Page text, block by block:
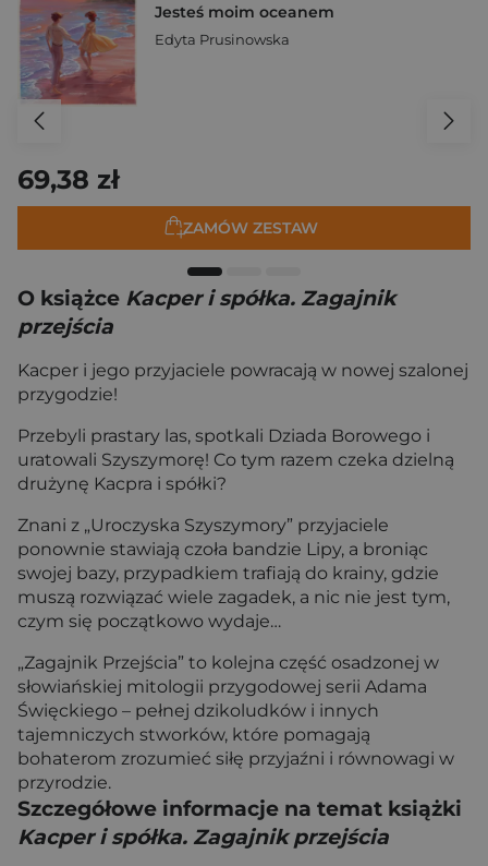
Jesteś moim oceanem
Edyta Prusinowska
69,38 zł
ZAMÓW ZESTAW
O książce Kacper i spółka. Zagajnik
przejścia
Kacper i jego przyjaciele powracają w nowej szalonej
przygodzie!
Przebyli prastary las, spotkali Dziada Borowego i
uratowali Szyszymorę! Co tym razem czeka dzielną
drużynę Kacpra i spółki?
Znani z „Uroczyska Szyszymory” przyjaciele
ponownie stawiają czoła bandzie Lipy, a broniąc
swojej bazy, przypadkiem trafiają do krainy, gdzie
muszą rozwiązać wiele zagadek, a nic nie jest tym,
czym się początkowo wydaje…
„Zagajnik Przejścia” to kolejna część osadzonej w
słowiańskiej mitologii przygodowej serii Adama
Święckiego – pełnej dzikoludków i innych
tajemniczych stworków, które pomagają
bohaterom zrozumieć siłę przyjaźni i równowagi w
przyrodzie.
Szczegółowe informacje na temat książki
Kacper i spółka. Zagajnik przejścia